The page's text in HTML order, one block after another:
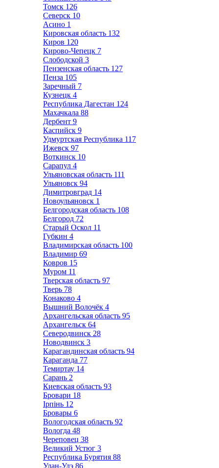
Томск 126
Северск 10
Асино 1
Кировская область 132
Киров 120
Кирово-Чепецк 7
Слободской 3
Пензенская область 127
Пенза 105
Заречный 7
Кузнецк 4
Республика Дагестан 124
Махачкала 88
Дербент 9
Каспийск 9
Удмуртская Республика 117
Ижевск 97
Воткинск 10
Сарапул 4
Ульяновская область 111
Ульяновск 94
Димитровград 14
Новоульяновск 1
Белгородская область 108
Белгород 72
Старый Оскол 11
Губкин 4
Владимирская область 100
Владимир 69
Ковров 15
Муром 11
Тверская область 97
Тверь 78
Конаково 4
Вышний Волочёк 4
Архангельская область 95
Архангельск 64
Северодвинск 28
Новодвинск 3
Карагандинская область 94
Караганда 77
Темиртау 14
Сарань 2
Киевская область 93
Бровари 18
Ірпінь 12
Бровары 6
Вологодская область 92
Вологда 48
Череповец 38
Великий Устюг 3
Республика Бурятия 88
Улан-Удэ 86